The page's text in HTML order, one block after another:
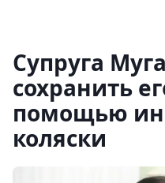
Супруга
сохранить
помощью
коляски